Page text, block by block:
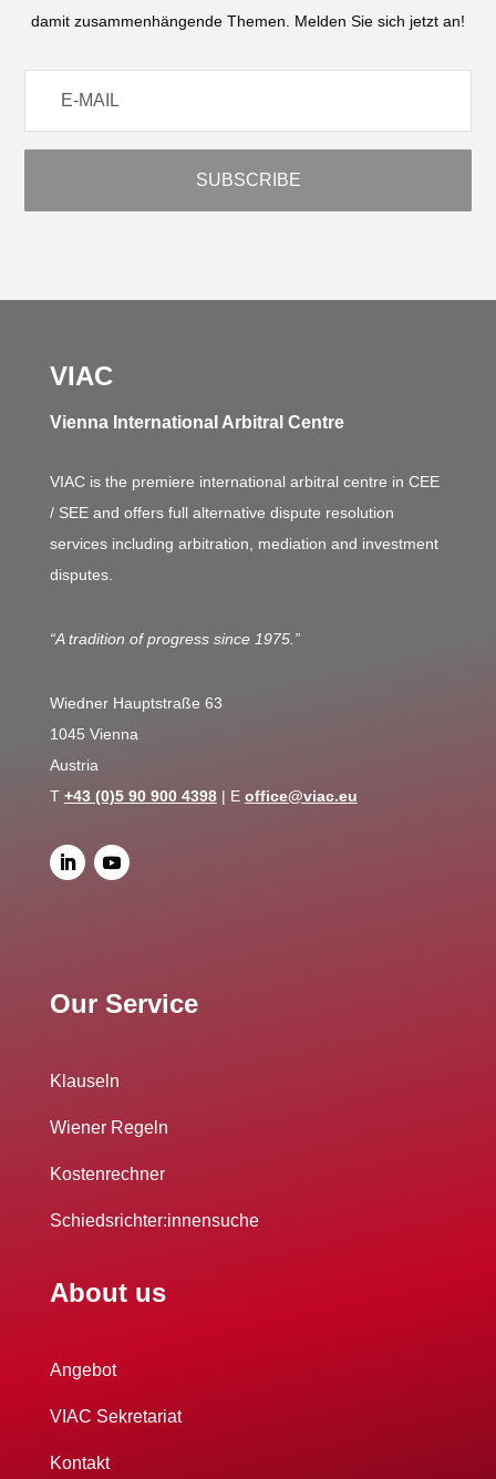
damit zusammenhängende Themen. Melden Sie sich jetzt an!
VIAC
Vienna International Arbitral Centre
VIAC is the premiere international arbitral centre in CEE
/ SEE and offers full alternative dispute resolution
services including arbitration, mediation and investment
disputes.
“A tradition of progress since 1975.”
Wiedner Hauptstraße 63
1045 Vienna
Austria
T +43 (0)5 90 900 4398| E office@viac.eu
Our Service
Klauseln
Wiener Regeln
Kostenrechner
Schiedsrichter:innensuche
About us
Angebot
VIAC Sekretariat
Kontakt